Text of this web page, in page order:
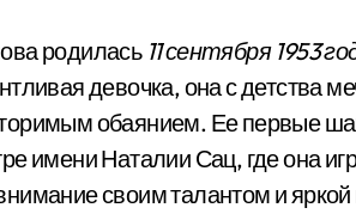
родилась 11 сентября 1953
девочка, она с детства
обаянием. Ее первые
имени Наталии Сац, где она
своим талантом и